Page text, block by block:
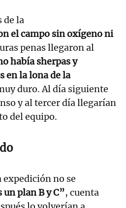
de la
el campo sin oxígeno ni
penas llegaron al
había sherpas y
en la lona de la
duro. Al día siguiente
y al tercer día llegarían
del equipo.
expedición no se
plan B y C”, cuenta